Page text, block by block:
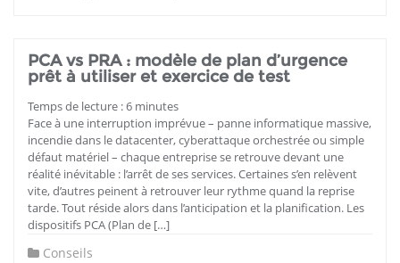
PCA vs PRA : modèle de plan d’urgence
prêt à utiliser et exercice de test
Temps de lecture :6 minutes
Face à une interruption imprévue – panne informatique massive,
incendie dans le datacenter, cyberattaque orchestrée ou simple
défaut matériel – chaque entreprise se retrouve devant une
réalité inévitable : l’arrêt de ses services. Certaines s’en relèvent
vite, d’autres peinent à retrouver leur rythme quand la reprise
tarde. Tout réside alors dans l’anticipation et la planification. Les
dispositifs PCA (Plan de […]
Conseils